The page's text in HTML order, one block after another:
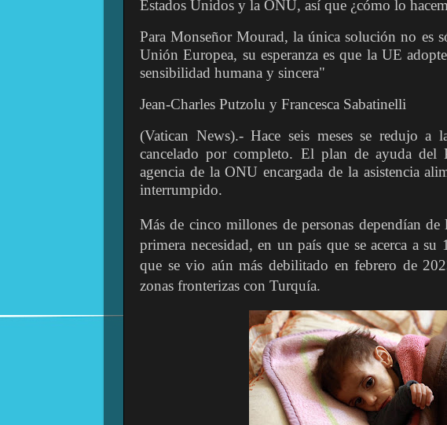
Estados Unidos y la ONU, así que ¿cómo lo
Para Monseñor Mourad, la única solución no es
Unión Europea, su esperanza es que la UE
sensibilidad humana y sincera"
Jean-Charles Putzolu y Francesca Sabatinelli
(Vatican News).- Hace seis meses se redujo
cancelado por completo. El plan de ayuda del
agencia de la ONU encargada de la asistencia
interrumpido.
Más de cinco millones de personas dependían
primera necesidad, en un país que se acerca a
que se vio aún más debilitado en febrero de
zonas fronterizas con Turquía.